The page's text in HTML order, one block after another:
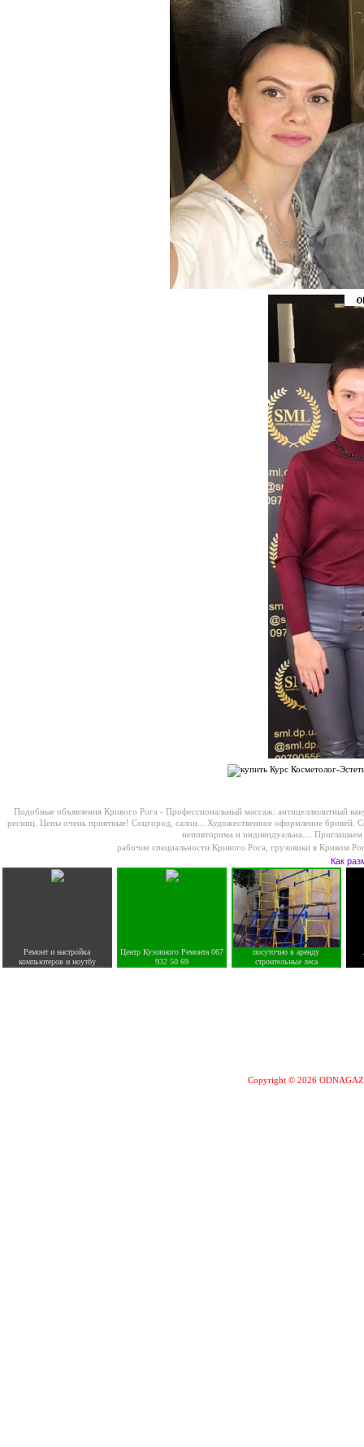
Подобные объявления Кривого Рога - Профессиональный массаж: антицеллюлитный
ресниц. Цены очень приятные! Соцгород, салон... Художественное оформление бровей.
неповторима и индивидуальна....
рабочие специальности Кривого Рога ,грузовики в Кривом
Как
Ремонт и настройка
компьютеров и ноутбу
Центр Кузовного Ремонта 067
932 50 69
посуточно в аренду
строительные леса
Copyright © 2026